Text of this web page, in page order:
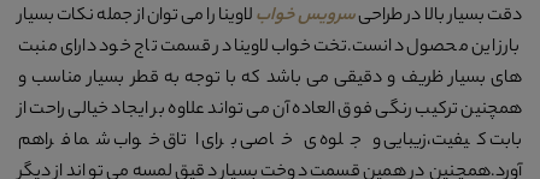
دقت بسیار بالا در طراحیسرویس خوابلاوینا را می توان از جمله نکات بسیار
بارز این محصول دانست.تخت خواب لاوینا در قسمت تاج خود دارای منبت
های بسیار ظریف و دقیقی می باشد که با توجه به قطر بسیار مناسب و
همچنین ترکیب رنگی فوق العاده آن می تواند علاوه بر ایجاد خیالی راحت از
بابت کیفیت،زیبایی و جلوه ی خاصی برای اتاق خواب شما فراهم
آورد.همچنین در همین قسمت دوخت بسیار دقیق لمسه می تواند از دیگر